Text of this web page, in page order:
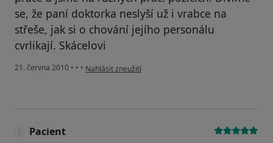
se, že paní doktorka neslyší už i vrabce na
střeše, jak si o chování jejího personálu
cvrlikají. Skácelovi
21. června 2010 • • • podle názoru uživatele Pacient
Nahlásit zneužití
Pacient